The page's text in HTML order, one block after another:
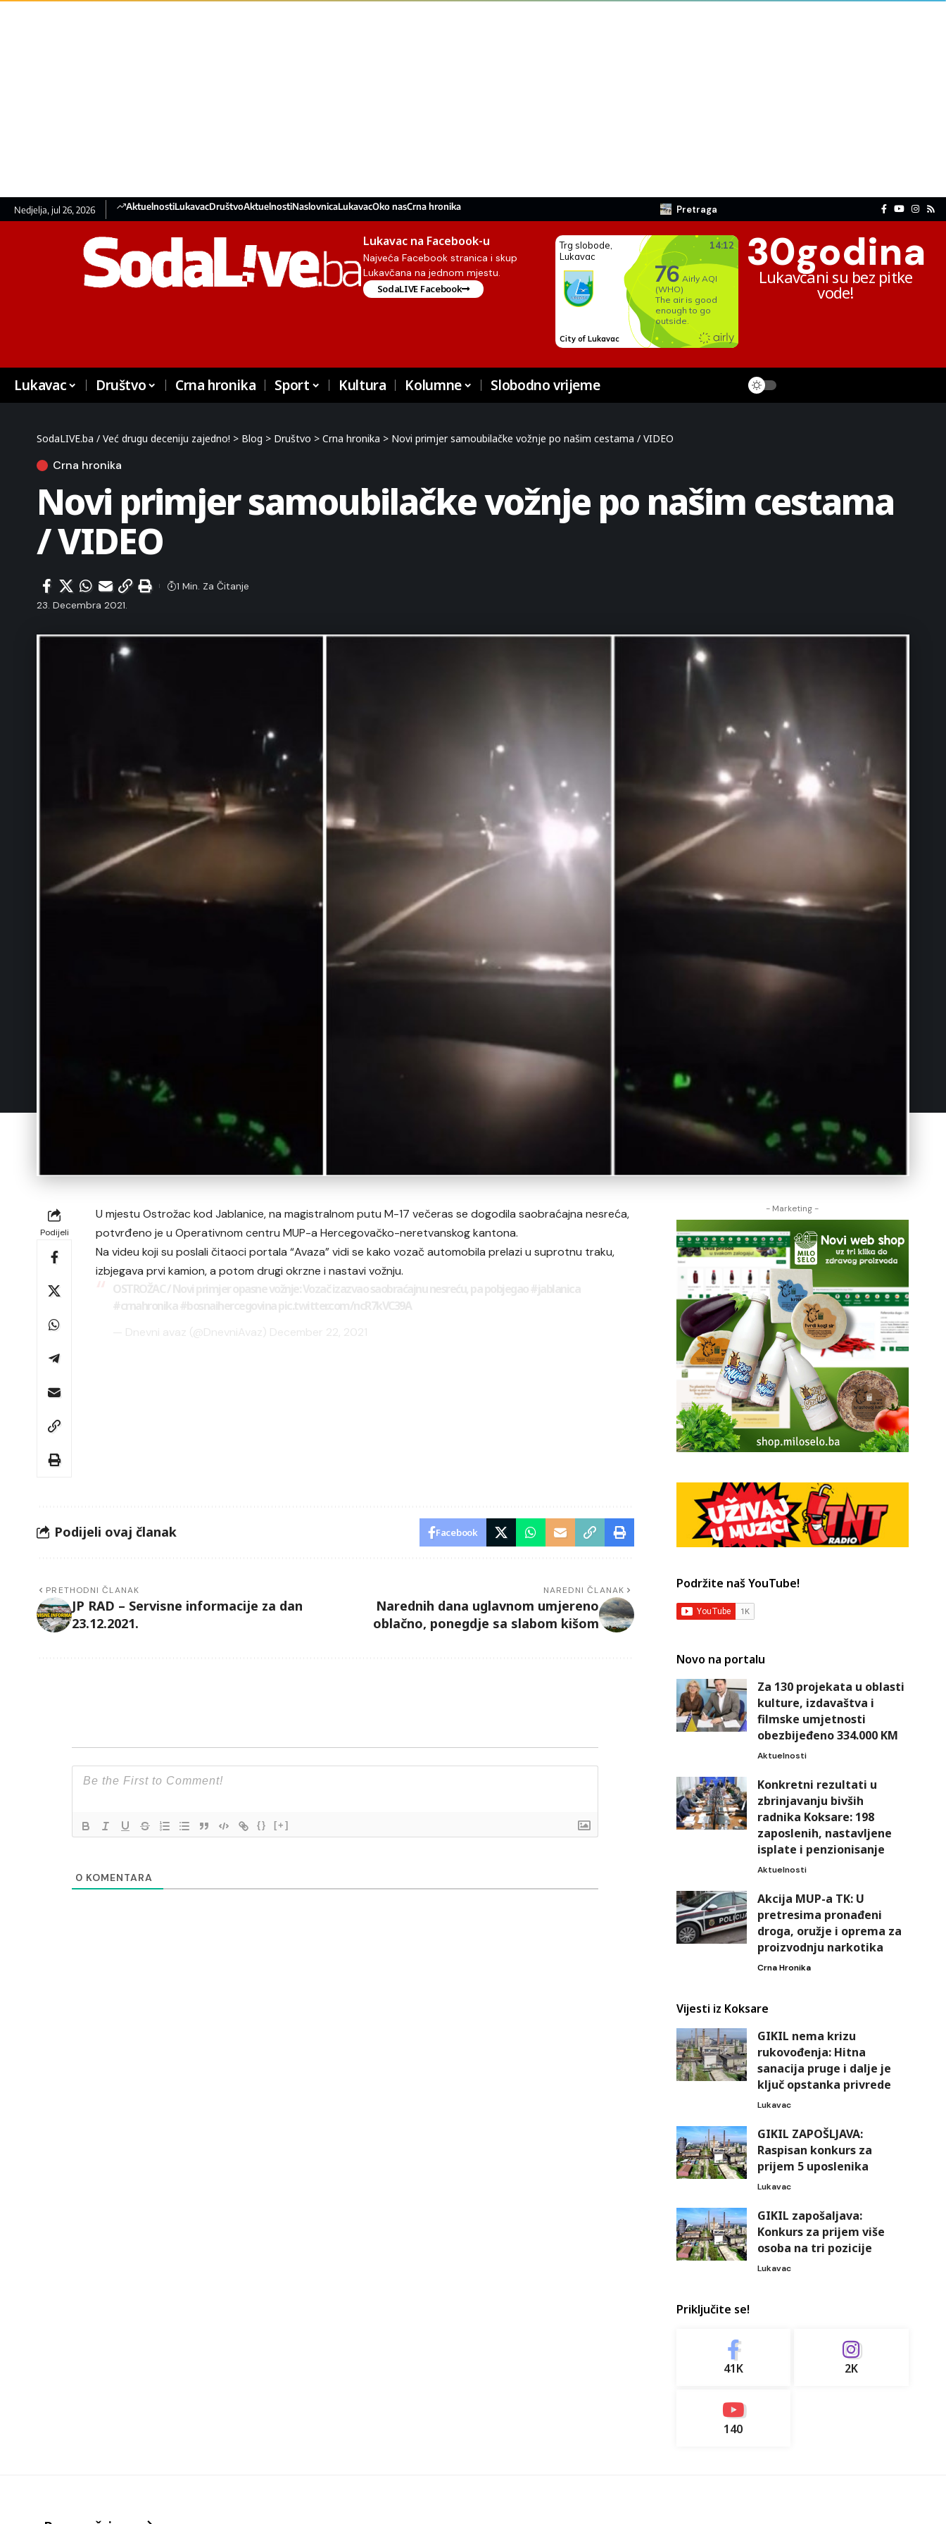
Nedjelja, jul 26, 2026 AktuelnostiLukavacDruštvoAktuelnostiNaslovnicaLukavacOko nasCrna hronika Pretraga
Lukavac na Facebook-u
Najveća Facebook stranica i skup
Lukavčana na jednom mjestu.
SodaLIVE Facebook
30godina
Lukavčani su bez pitke
vode!
Lukavac Društvo Crna hronika Sport Kultura Kolumne Slobodno vrijeme
SodaLIVE.ba / Već drugu deceniju zajedno! > Blog > Društvo > Crna hronika > Novi primjer samoubilačke vožnje po našim cestama / VIDEO
Crna hronika
Novi primjer samoubilačke vožnje po našim cestama
/ VIDEO
23. Decembra 2021.
1 Min. Za Čitanje
Podijeli
U mjestu Ostrožac kod Jablanice, na magistralnom putu M-17 večeras se dogodila saobraćajna nesreća,
potvrđeno je u Operativnom centru MUP-a Hercegovačko-neretvanskog kantona.
Na videu koji su poslali čitaoci portala “Avaza” vidi se kako vozač automobila prelazi u suprotnu traku,
izbjegava prvi kamion, a potom drugi okrzne i nastavi vožnju.
Podijeli ovaj članak Facebook
PRETHODNI ČLANAK
JP RAD – Servisne informacije za dan
23.12.2021.
NAREDNI ČLANAK
Narednih dana uglavnom umjereno
oblačno, ponegdje sa slabom kišom
{} [+]
0 KOMENTARA
- Marketing -
Podržite naš YouTube!
Novo na portalu
Za 130 projekata u oblasti
kulture, izdavaštva i
filmske umjetnosti
obezbijeđeno 334.000 KM
Aktuelnosti
Konkretni rezultati u
zbrinjavanju bivših
radnika Koksare: 198
zaposlenih, nastavljene
isplate i penzionisanje
Aktuelnosti
Akcija MUP-a TK: U
pretresima pronađeni
droga, oružje i oprema za
proizvodnju narkotika
Crna Hronika
Vijesti iz Koksare
GIKIL nema krizu
rukovođenja: Hitna
sanacija pruge i dalje je
ključ opstanka privrede
Lukavac
GIKIL ZAPOŠLJAVA:
Raspisan konkurs za
prijem 5 uposlenika
Lukavac
GIKIL zapošaljava:
Konkurs za prijem više
osoba na tri pozicije
Lukavac
Priključite se!
41K 2K
140